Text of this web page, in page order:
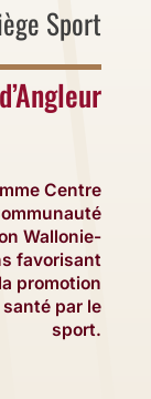
Sport
Centre
Wallonie-
favorisant
promotion
par le
sport.